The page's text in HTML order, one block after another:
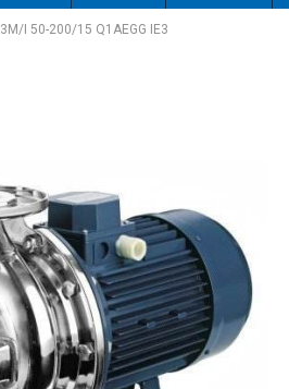
3M/I 50-200/15 Q1AEGG IE3